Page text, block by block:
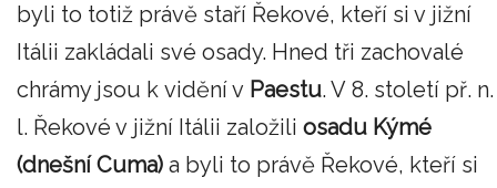
byli to totiž právě staří Řekové, kteří si v jižní
Itálii zakládali své osady. Hned tři zachovalé
chrámy jsou k vidění v Paestu. V 8. století př. n.
l. Řekové v jižní Itálii založili osadu Kýmé
(dnešní Cuma) a byli to právě Řekové, kteří si